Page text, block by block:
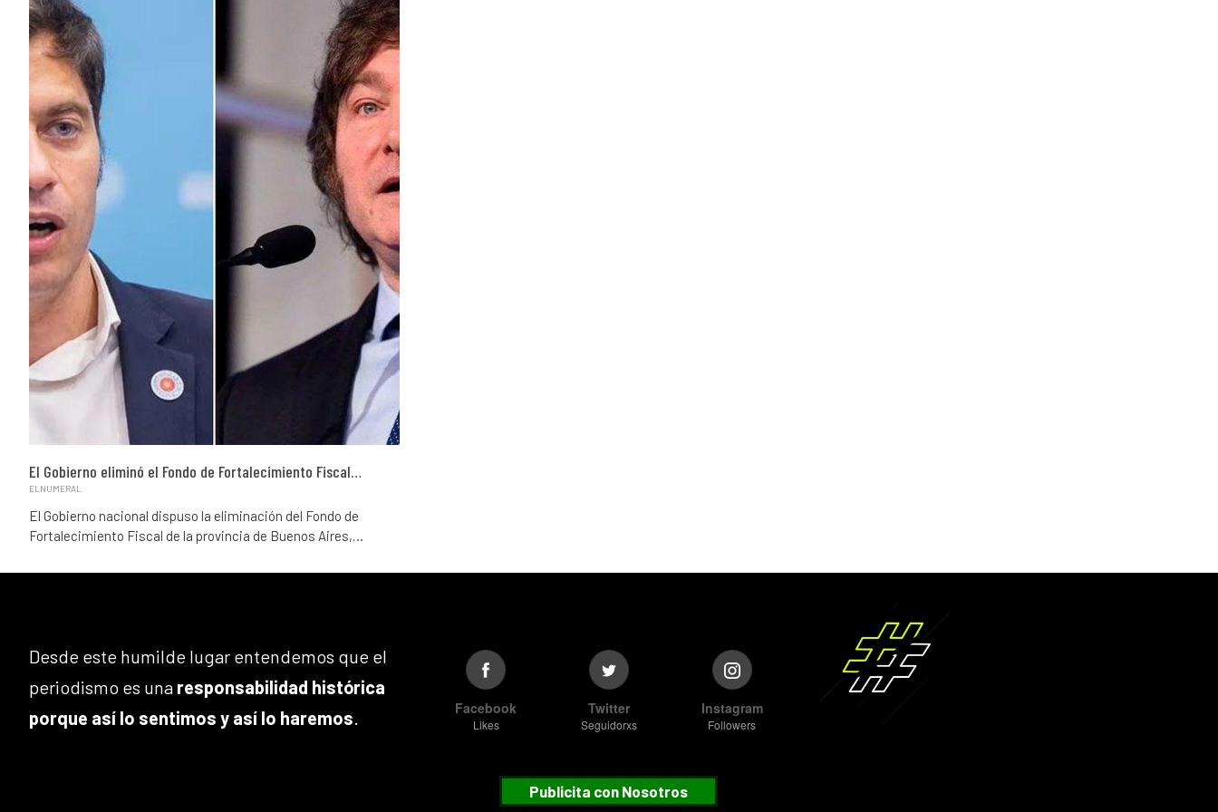
El Gobierno eliminó el Fondo de Fortalecimiento Fiscal…
ELNUMERAL
El Gobierno nacional dispuso la eliminación del Fondo de
Fortalecimiento Fiscal de la provincia de Buenos Aires,…
Desde este humilde lugar entendemos que el
periodismo es una responsabilidad histórica
porque así lo sentimos y así lo haremos
Facebook
Likes
Twitter
Seguidorxs
Instagram
Followers
Publicita con Nosotros